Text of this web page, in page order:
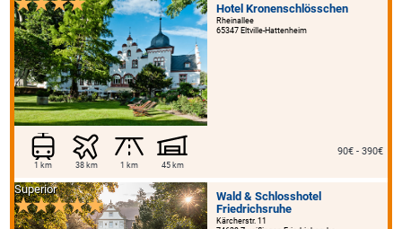
Hotel Kronenschlösschen
Rheinallee
65347 Eltville-Hattenheim
1 km 38 km 1 km 45 km
90€ - 390€
Wald & Schlosshotel
Friedrichsruhe
Kärcherstr. 11
Superior